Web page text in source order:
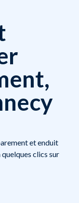
et enduit
clics sur